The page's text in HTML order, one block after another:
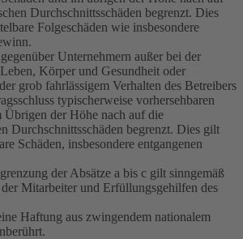
Durchschnittsschäden begrenzt. Dies
Folgeschäden wie insbesondere
Unternehmern außer bei der
Körper und Gesundheit oder
grob fahrlässigem Verhalten des Betreibers
typischerweise vorhersehbaren
Übrigen der Höhe nach auf die
Durchschnittsschäden begrenzt. Dies gilt
Schäden, insbesondere entgangenen
der Absätze a bis c gilt sinngemäß
Mitarbeiter und Erfüllungsgehilfen des
Haftung aus zwingendem nationalem